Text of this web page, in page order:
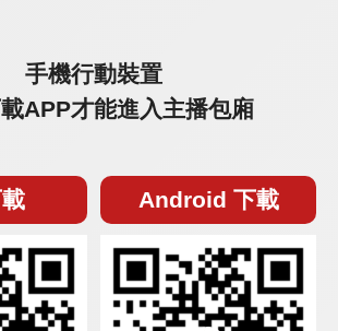
手機行動裝置
APP才能進入主播包廂
Android 下載